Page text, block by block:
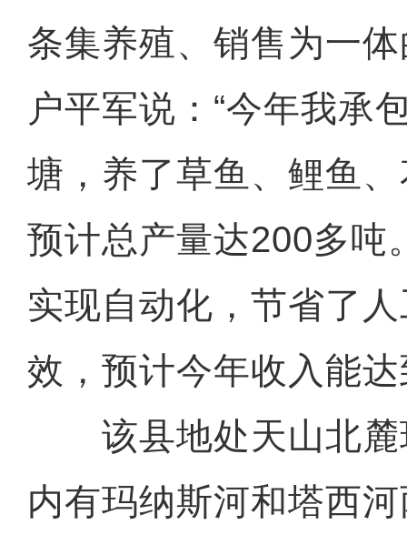
条集养殖、销售为一
户平军说：“今年我承
塘，养了草鱼、鲤鱼
预计总产量达200多吨
实现自动化，节省了
效，预计今年收入能
该县地处天山北麓
内有玛纳斯河和塔西